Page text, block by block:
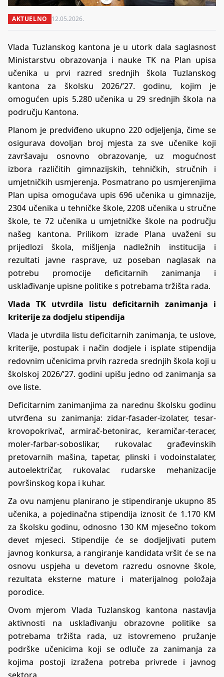
AKTUELNO 12.05.2026.
Vlada Tuzlanskog kantona je u utork dala saglasnost
Ministarstvu obrazovanja i nauke TK na Plan upisa
učenika u prvi razred srednjih škola Tuzlanskog
kantona za školsku 2026/’27. godinu, kojim je
omogućen upis 5.280 učenika u 29 srednjih škola na
području Kantona.
Planom je predviđeno ukupno 220 odjeljenja, čime se
osigurava dovoljan broj mjesta za sve učenike koji
završavaju osnovno obrazovanje, uz mogućnost
izbora različitih gimnazijskih, tehničkih, stručnih i
umjetničkih usmjerenja. Posmatrano po usmjerenjima
Plan upisa omogućava upis 696 učenika u gimnazije,
2304 učenika u tehničke škole, 2208 učenika u stručne
škole, te 72 učenika u umjetničke škole na području
našeg kantona. Prilikom izrade Plana uvaženi su
prijedlozi škola, mišljenja nadležnih institucija i
rezultati javne rasprave, uz poseban naglasak na
potrebu promocije deficitarnih zanimanja i
usklađivanje upisne politike s potrebama tržišta rada.
Vlada TK utvrdila listu deficitarnih zanimanja i
kriterije za dodjelu stipendija
Vlada je utvrdila listu deficitarnih zanimanja, te uslove,
kriterije, postupak i način dodjele i isplate stipendija
redovnim učenicima prvih razreda srednjih škola koji u
školskoj 2026/’27. godini upišu jedno od zanimanja sa
ove liste.
Deficitarnim zanimanjima za narednu školsku godinu
utvrđena su zanimanja: zidar-fasader-izolater, tesar-
krovopokrivač, armirač-betonirac, keramičar-teracer,
moler-farbar-soboslikar, rukovalac građevinskih
pretovarnih mašina, tapetar, plinski i vodoinstalater,
autoelektričar, rukovalac rudarske mehanizacije
površinskog kopa i kuhar.
Za ovu namjenu planirano je stipendiranje ukupno 85
učenika, a pojedinačna stipendija iznosit će 1.170 KM
za školsku godinu, odnosno 130 KM mjesečno tokom
devet mjeseci. Stipendije će se dodjeljivati putem
javnog konkursa, a rangiranje kandidata vršit će se na
osnovu uspjeha u devetom razredu osnovne škole,
rezultata eksterne mature i materijalnog položaja
porodice.
Ovom mjerom Vlada Tuzlanskog kantona nastavlja
aktivnosti na usklađivanju obrazovne politike sa
potrebama tržišta rada, uz istovremeno pružanje
podrške učenicima koji se odluče za zanimanja za
kojima postoji izražena potreba privrede i javnog